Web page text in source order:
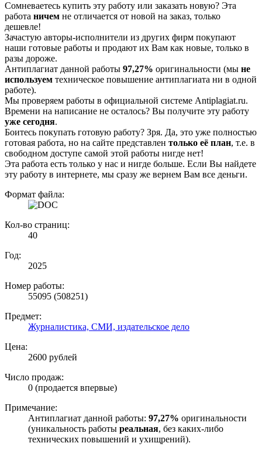
Сомневаетесь купить эту работу или заказать новую? Эта
работа ничем не отличается от новой на заказ, только
дешевле!
Зачастую авторы-исполнители из других фирм покупают
наши готовые работы и продают их Вам как новые, только в
разы дороже.
Антиплагиат данной работы 97,27% оригинальности (мы не
используем техническое повышение антиплагиата ни в одной
работе).
Мы проверяем работы в официальной системе Аntiplagiat.ru.
Времени на написание не осталось? Вы получите эту работу
уже сегодня.
Боитесь покупать готовую работу? Зря. Да, это уже полностью
готовая работа, но на сайте представлен только её план, т.е. в
свободном доступе самой этой работы нигде нет!
Эта работа есть только у нас и нигде больше. Если Вы найдете
эту работу в интернете, мы сразу же вернем Вам все деньги.
Формат файла:
Кол-во страниц:
40
Год:
2025
Номер работы:
55095 (508251)
Предмет:
Журналистика, СМИ, издательское дело
Цена:
2600 рублей
Число продаж:
0 (продается впервые)
Примечание:
Антиплагиат данной работы: 97,27% оригинальности
(уникальность работы реальная, без каких-либо
технических повышений и ухищрений).